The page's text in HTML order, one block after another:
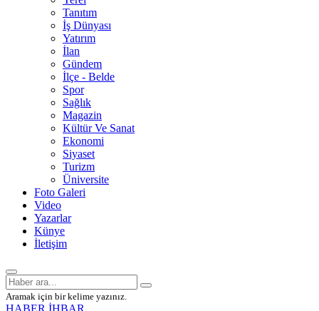
Tanıtım
İş Dünyası
Yatırım
İlan
Gündem
İlçe - Belde
Spor
Sağlık
Magazin
Kültür Ve Sanat
Ekonomi
Siyaset
Turizm
Üniversite
Foto Galeri
Video
Yazarlar
Künye
İletişim
Aramak için bir kelime yazınız.